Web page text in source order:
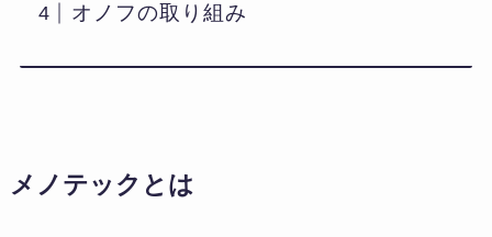
オノフの取り組み
メノテックとは